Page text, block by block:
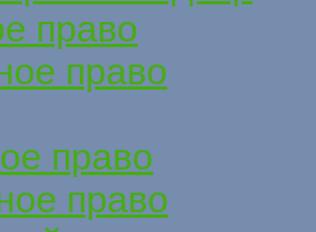
право
право
право
право